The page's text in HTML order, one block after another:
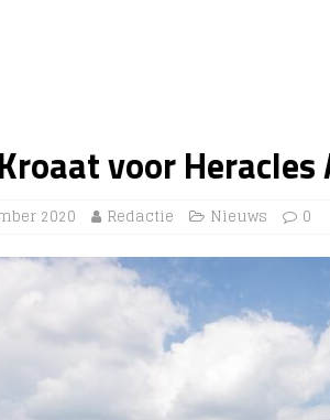
voor Heracles
2020 Redactie Nieuws 0